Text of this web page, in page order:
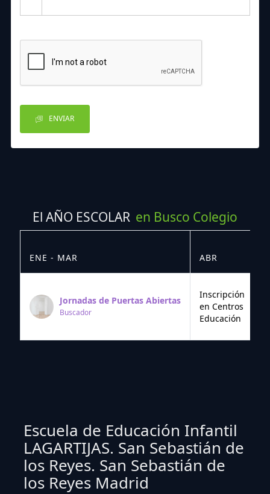
ENVIAR
El AÑO ESCOLAR en Busco Colegio
ENE - MAR ABR
Jornadas de Puertas Abiertas
Buscador
Inscripción
en Centros
Educación
Escuela de Educación Infantil
LAGARTIJAS. San Sebastián de
los Reyes. San Sebastián de
los Reyes Madrid